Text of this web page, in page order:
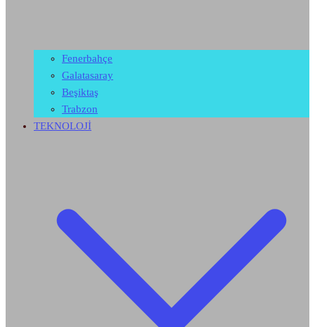
Fenerbahçe
Galatasaray
Beşiktaş
Trabzon
TEKNOLOJİ